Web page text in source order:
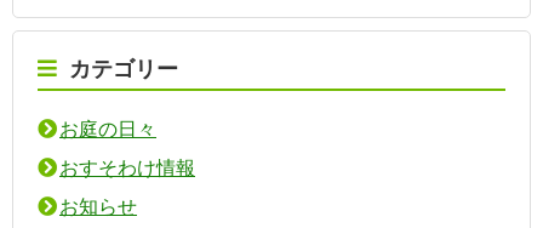
カテゴリー
お庭の日々
おすそわけ情報
お知らせ